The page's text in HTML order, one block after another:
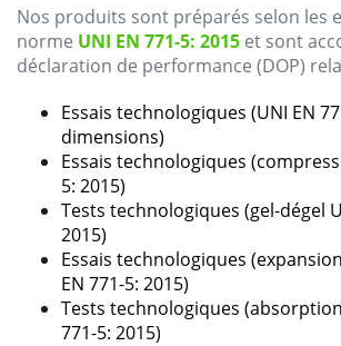
Nos produits sont préparés selon les
norme UNI EN 771-5: 2015 et sont
déclaration de performance (DOP)
Essais technologiques (UNI EN
dimensions)
Essais technologiques (
5: 2015)
Tests technologiques (gel-dégel
2015)
Essais technologiques (expansion
EN 771-5: 2015)
Tests technologiques (absorption
771-5: 2015)